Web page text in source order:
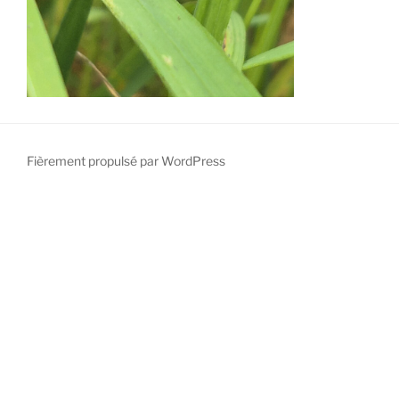
Fièrement propulsé par WordPress